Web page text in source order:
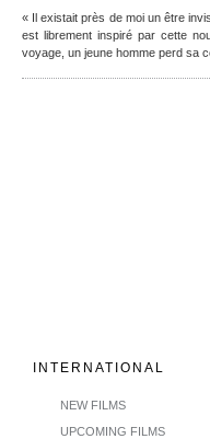
« Il existait près de moi un être
est librement inspiré par cette
voyage, un jeune homme perd sa
INTERNATIONAL
NEW FILMS
UPCOMING FILMS